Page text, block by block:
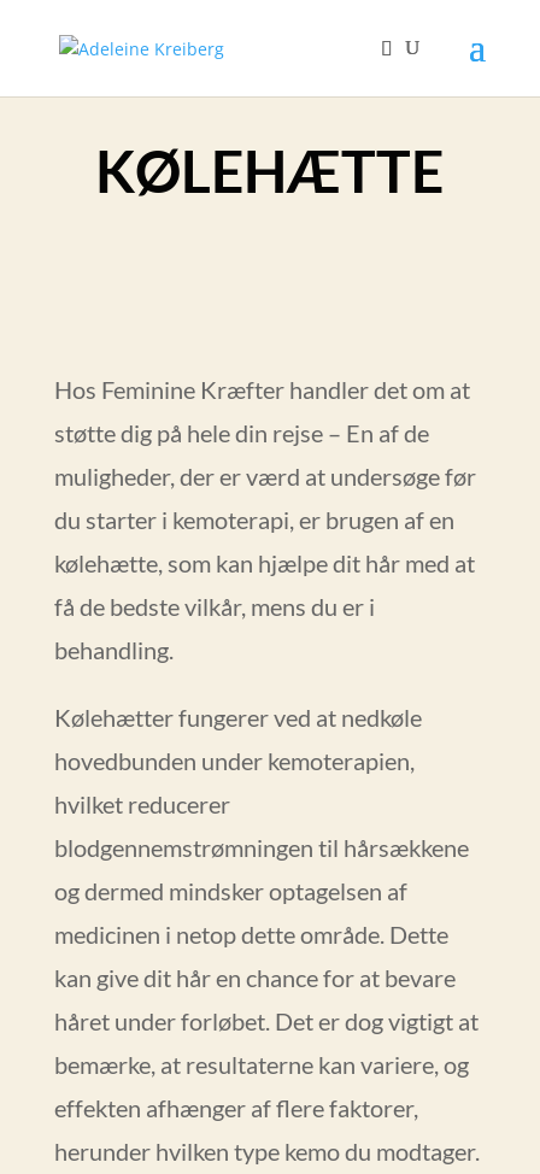
KØLEHÆTTE
Hos Feminine Kræfter handler det om at
støtte dig på hele din rejse – En af de
muligheder, der er værd at undersøge før
du starter i kemoterapi, er brugen af en
kølehætte, som kan hjælpe dit hår med at
få de bedste vilkår, mens du er i
behandling.
Kølehætter fungerer ved at nedkøle
hovedbunden under kemoterapien,
hvilket reducerer
blodgennemstrømningen til hårsækkene
og dermed mindsker optagelsen af
medicinen i netop dette område. Dette
kan give dit hår en chance for at bevare
håret under forløbet. Det er dog vigtigt at
bemærke, at resultaterne kan variere, og
effekten afhænger af flere faktorer,
herunder hvilken type kemo du modtager.